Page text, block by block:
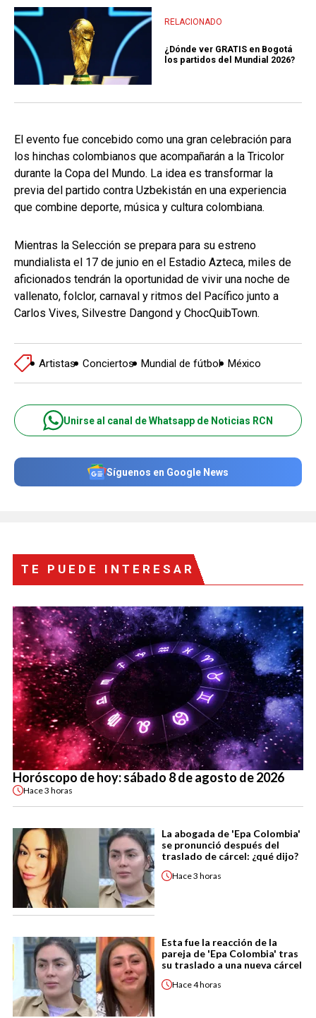
RELACIONADO
¿Dónde ver GRATIS en Bogotá
los partidos del Mundial 2026?
El evento fue concebido como una gran celebración para
los hinchas colombianos que acompañarán a la Tricolor
durante la Copa del Mundo. La idea es transformar la
previa del partido contra Uzbekistán en una experiencia
que combine deporte, música y cultura colombiana.
Mientras la Selección se prepara para su estreno
mundialista el 17 de junio en el Estadio Azteca, miles de
aficionados tendrán la oportunidad de vivir una noche de
vallenato, folclor, carnaval y ritmos del Pacífico junto a
Carlos Vives, Silvestre Dangond y ChocQuibTown.
Artistas Conciertos Mundial de fútbol México
Unirse al canal de Whatsapp de Noticias RCN
Síguenos en Google News
TE PUEDE INTERESAR
Horóscopo de hoy: sábado 8 de agosto de 2026
Hace3 horas
La abogada de 'Epa Colombia'
se pronunció después del
traslado de cárcel: ¿qué dijo?
Hace3 horas
Esta fue la reacción de la
pareja de 'Epa Colombia' tras
su traslado a una nueva cárcel
Hace4 horas